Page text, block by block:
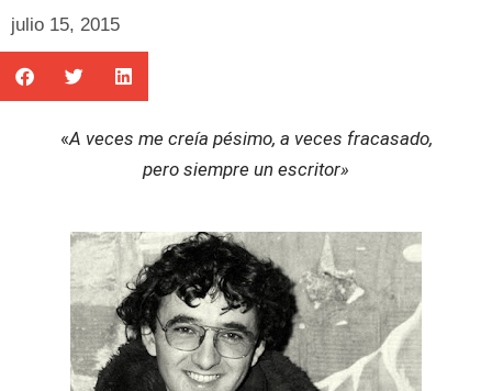
julio 15, 2015
«A veces me creía pésimo, a veces fracasado,
pero siempre un escritor»